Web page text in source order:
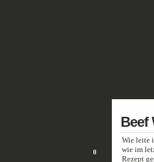
0
Beef
Wie leite
wie im
Rezept